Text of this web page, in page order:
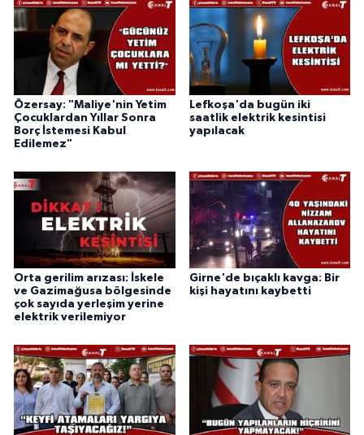
Özersay: "Maliye'nin Yetim
Çocuklardan Yıllar Sonra
Borç İstemesi Kabul
Edilemez"
Lefkoşa'da bugün iki
saatlik elektrik kesintisi
yapılacak
Orta gerilim arızası: İskele
ve Gazimağusa bölgesinde
çok sayıda yerleşim yerine
elektrik verilemiyor
Girne'de bıçaklı kavga: Bir
kişi hayatını kaybetti